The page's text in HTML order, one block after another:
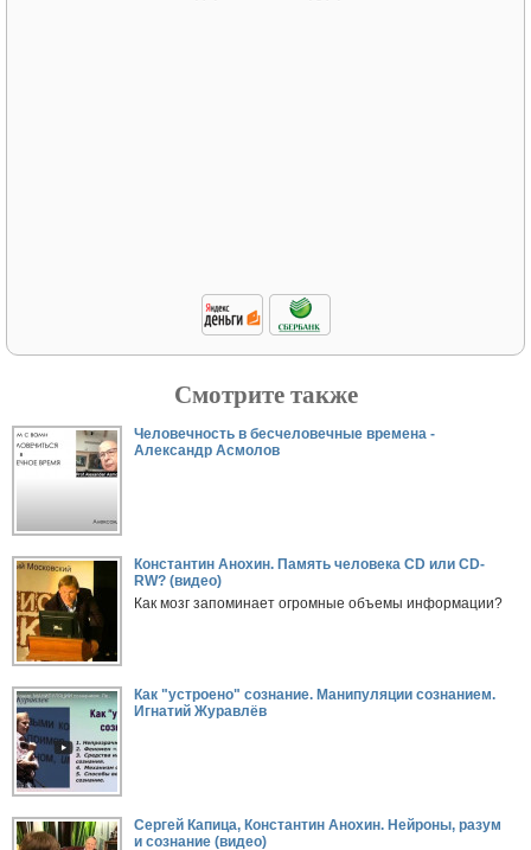
Смотрите также
Человечность в бесчеловечные времена -
Александр Асмолов
Константин Анохин. Память человека CD или CD-
RW? (видео)
Как мозг запоминает огромные объемы информации?
Как "устроено" сознание. Манипуляции сознанием.
Игнатий Журавлёв
Сергей Капица, Константин Анохин. Нейроны, разум
и сознание (видео)